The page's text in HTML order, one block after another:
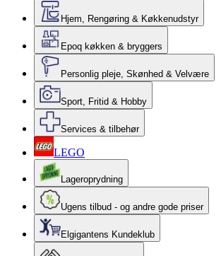
Hjem, Rengøring & Køkkenudstyr
Epoq køkken & bryggers
Personlig pleje, Skønhed & Velvære
Sport, Fritid & Hobby
Services & tilbehør
LEGO
Lageroprydning
Ugens tilbud - og andre gode priser
Elgigantens Kundeklub